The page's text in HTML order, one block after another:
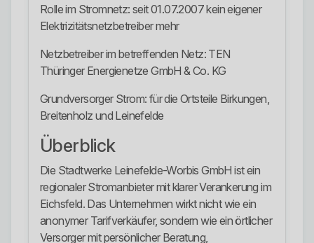
Rolle im Stromnetz: seit 01.07.2007 kein eigener
Elektrizitätsnetzbetreiber mehr
Netzbetreiber im betreffenden Netz: TEN
Thüringer Energienetze GmbH & Co. KG
Grundversorger Strom: für die Ortsteile Birkungen,
Breitenholz und Leinefelde
Überblick
Die Stadtwerke Leinefelde-Worbis GmbH ist ein
regionaler Stromanbieter mit klarer Verankerung im
Eichsfeld. Das Unternehmen wirkt nicht wie ein
anonymer Tarifverkäufer, sondern wie ein örtlicher
Versorger mit persönlicher Beratung,